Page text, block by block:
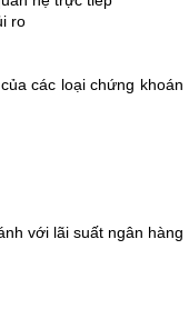
ro
các loại chứng khoán
với lãi suất ngân hàng